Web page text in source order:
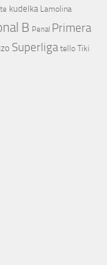
kudelka Lamolina
B Penal Primera
Superliga tello Tiki